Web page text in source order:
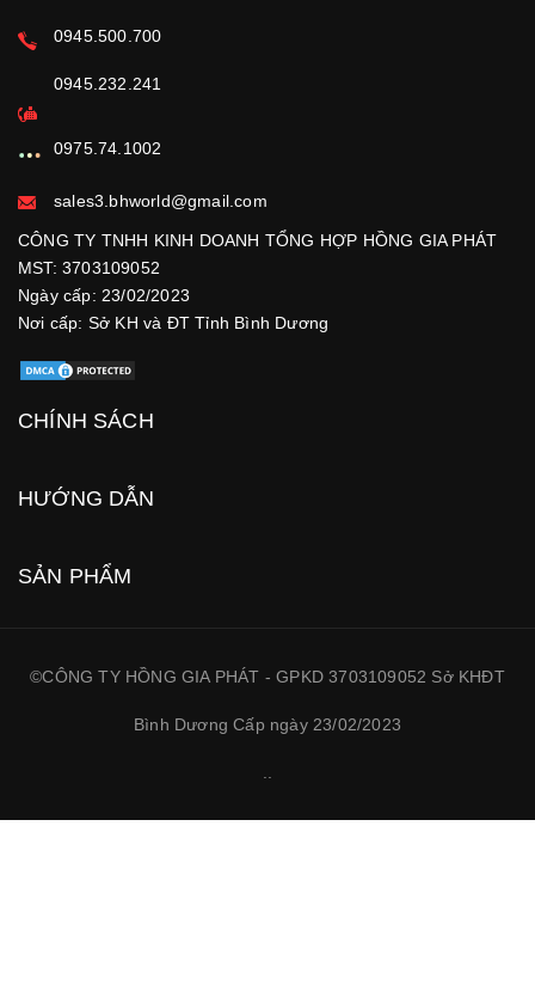
0945.500.700
0945.232.241
0975.74.1002
sales3.bhworld@gmail.com
CÔNG TY TNHH KINH DOANH TỔNG HỢP HỒNG GIA PHÁT
MST: 3703109052
Ngày cấp: 23/02/2023
Nơi cấp: Sở KH và ĐT Tỉnh Bình Dương
CHÍNH SÁCH
HƯỚNG DẪN
SẢN PHẨM
©CÔNG TY HỒNG GIA PHÁT - GPKD 3703109052 Sở KHĐT
Bình Dương Cấp ngày 23/02/2023
..